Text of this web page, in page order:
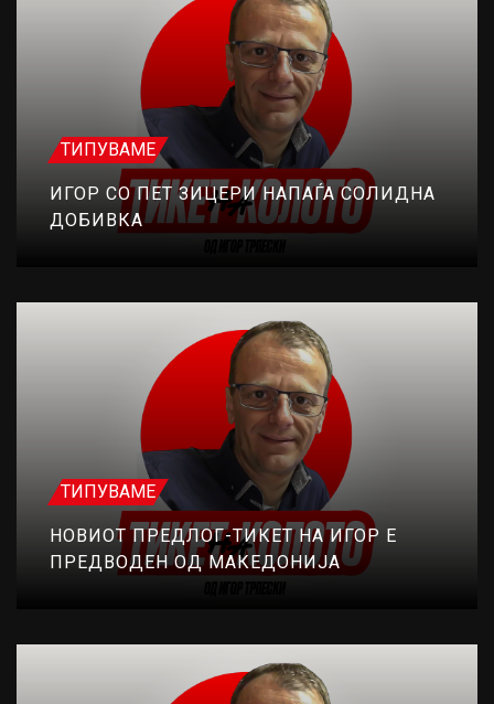
ТИПУВАМЕ
ИГОР СО ПЕТ ЗИЦЕРИ НАПАЃА СОЛИДНА
ДОБИВКА
ТИПУВАМЕ
НОВИОТ ПРЕДЛОГ-ТИКЕТ НА ИГОР Е
ПРЕДВОДЕН ОД МАКЕДОНИЈА